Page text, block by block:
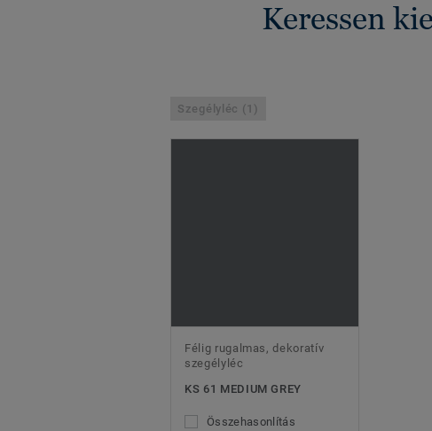
Keressen
Szegélyléc (1)
Félig rugalmas, dekoratív
szegélyléc
KS 61 MEDIUM GREY
Összehasonlítás